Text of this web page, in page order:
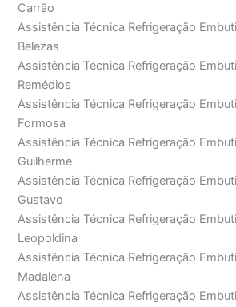
Carrão
Assistência Técnica Refrigeração
Belezas
Assistência Técnica Refrigeração
Remédios
Assistência Técnica Refrigeração
Formosa
Assistência Técnica Refrigeração
Guilherme
Assistência Técnica Refrigeração
Gustavo
Assistência Técnica Refrigeração
Leopoldina
Assistência Técnica Refrigeração
Madalena
Assistência Técnica Refrigeração